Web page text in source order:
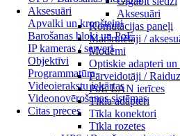
Aksesuāri
Apvalki un kronšteini
Barošanas bloki un PoE
IP kameras / serveri
Objektīvi
Programmatūra
Videoierakstu iekārtas
Videonovērošanas sistēmas
Citas preces
Aksesuāri
Komutācijas paneļi
Maršrutētāji /
Modēmi
Optiskie adapteri un
Pārveidotāji /
PoE LAN ierīces
Tīkla adapteri
Tīkla konektori
Tīkla rozetes